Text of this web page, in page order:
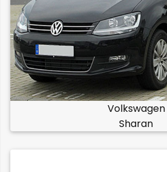
Volkswagen
Sharan